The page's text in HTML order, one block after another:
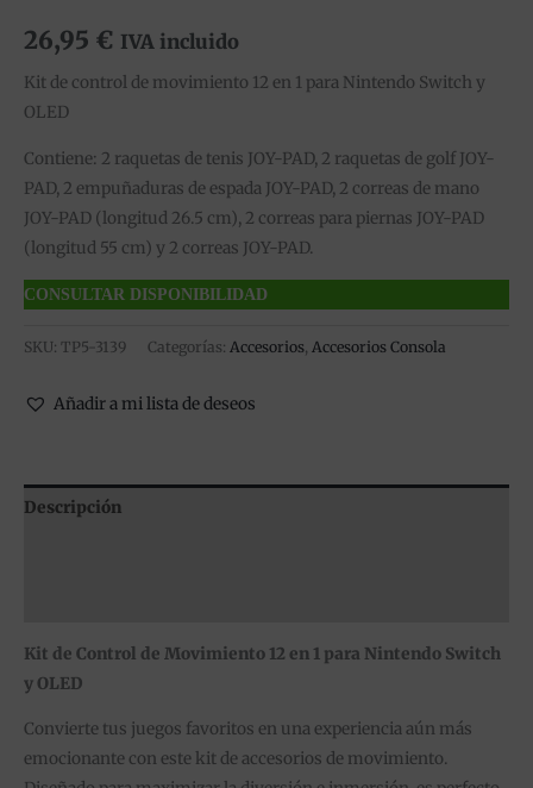
26,95 € IVA incluido
Kit de control de movimiento 12 en 1 para Nintendo Switch y
OLED
Contiene: 2 raquetas de tenis JOY-PAD, 2 raquetas de golf JOY-
PAD, 2 empuñaduras de espada JOY-PAD, 2 correas de mano
JOY-PAD (longitud 26.5 cm), 2 correas para piernas JOY-PAD
(longitud 55 cm) y 2 correas JOY-PAD.
CONSULTAR DISPONIBILIDAD
SKU: TP5-3139 Categorías: Accesorios Accesorios Consola
Añadir a mi lista de deseos
Descripción
Kit de Control de Movimiento 12 en 1 para Nintendo Switch
y OLED
Convierte tus juegos favoritos en una experiencia aún más
emocionante con este kit de accesorios de movimiento.